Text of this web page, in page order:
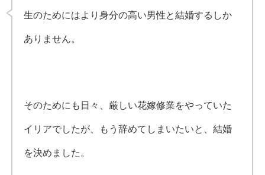
生のためにはより身分の高い男性と結婚するしか
ありません。
そのためにも日々、厳しい花嫁修業をやっていた
イリアでしたが、もう辞めてしまいたいと、結婚
を決めました。